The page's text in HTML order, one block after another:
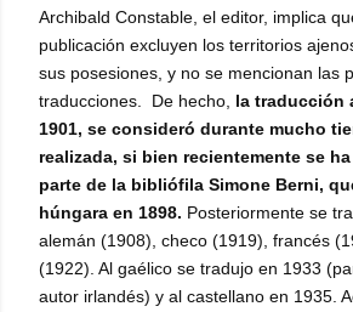
Archibald Constable, el editor, implica
publicación excluyen los territorios
sus posesiones, y no se mencionan las
traducciones. De hecho, la traducción
1901, se consideró durante mucho
realizada, si bien recientemente se
parte de la bibliófila Simone Berni,
húngara en 1898. Posteriormente se
alemán (1908), checo (1919), francés
(1922). Al gaélico se tradujo en 1933
autor irlandés) y al castellano en 1935.